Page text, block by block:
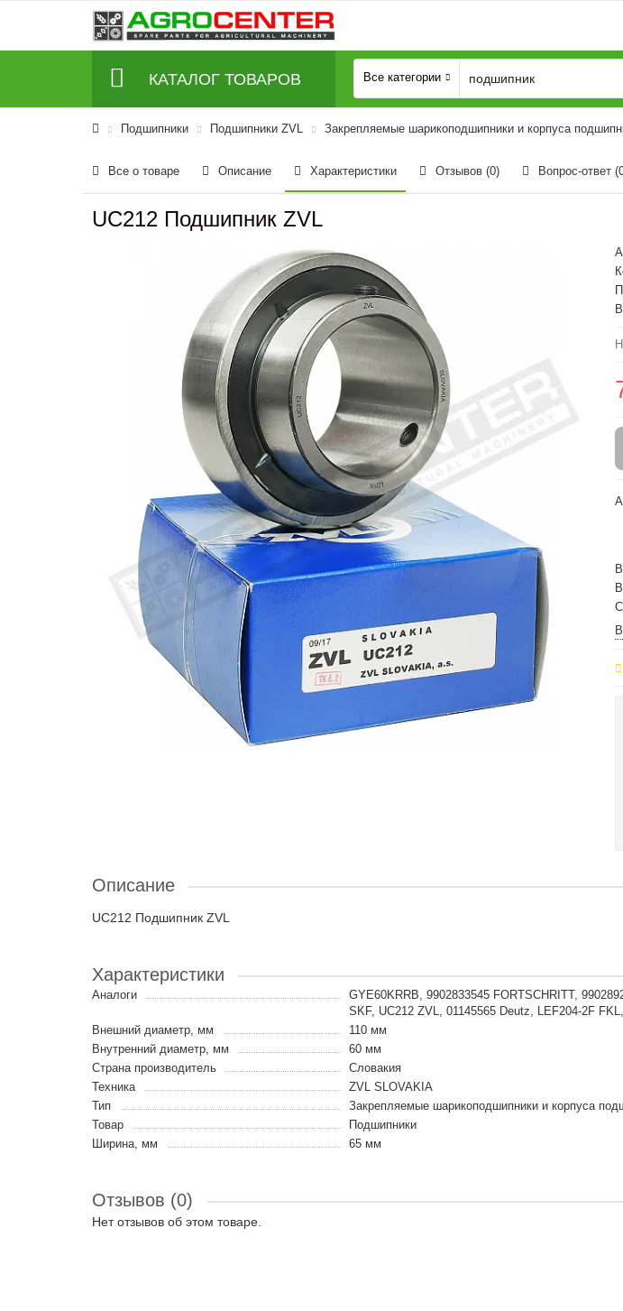
КАТАЛОГ ТОВАРОВ Все категории
Подшипники Подшипники ZVL Закрепляемые шарикоподшипники и корпуса
Все о товаре Описание Характеристики Отзывов (0) Вопрос-ответ
UC212 Подшипник ZVL
Описание
UC212 Подшипник ZVL
Характеристики
Аналоги
GYE60KRRB, 9902833545 FORTSCHRITT,
SKF, UC212 ZVL, 01145565 Deutz, LEF204-2F
Внешний диаметр, мм
110 мм
Внутренний диаметр, мм
60 мм
Страна производитель
Словакия
Техника
ZVL SLOVAKIA
Тип
Закрепляемые шарикоподшипники и корпуса
Товар
Подшипники
Ширина, мм
65 мм
Отзывов (0)
Нет отзывов об этом товаре.